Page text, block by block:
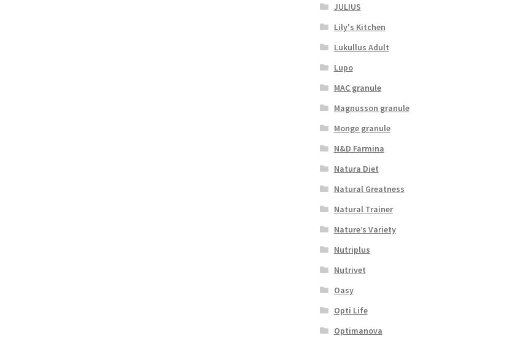
JULIUS
Lily's Kitchen
Lukullus Adult
Lupo
MAC granule
Magnusson granule
Monge granule
N&D Farmina
Natura Diet
Natural Greatness
Natural Trainer
Nature’s Variety
Nutriplus
Nutrivet
Oasy
Opti Life
Optimanova